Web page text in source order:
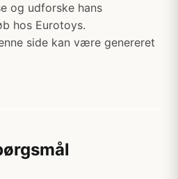
og udforske hans
hos Eurotoys.
side kan være genereret